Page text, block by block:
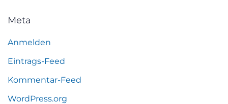
Meta
Anmelden
Eintrags-Feed
Kommentar-Feed
WordPress.org